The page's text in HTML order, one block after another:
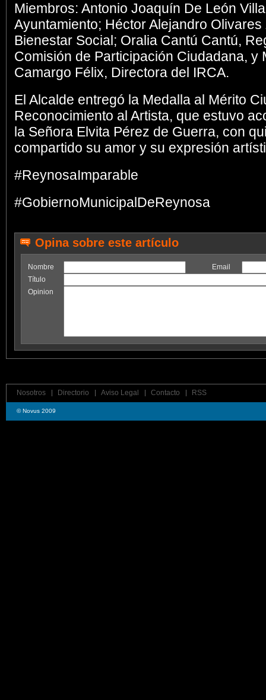
Miembros: Antonio Joaquín De León
Ayuntamiento; Héctor Alejandro
Bienestar Social; Oralia Cantú Cantú,
Comisión de Participación Ciudadana, y
Camargo Félix, Directora del IRCA.
El Alcalde entregó la Medalla al Mérito
Reconocimiento al Artista, que estuvo
la Señora Elvita Pérez de Guerra, con
compartido su amor y su expresión
#ReynosaImparable
#GobiernoMunicipalDeReynosa
Opina sobre este artículo
Nombre
Email
Título
Opinion
Nosotros Directorio Aviso Legal Contacto RSS
© Novus 2009